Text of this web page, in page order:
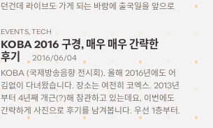
던건데 라이브도 가게 되는 바람에 출국일을 앞으로
[…]
EVENTS TECH
KOBA 2016 구경, 매우 매우 간략한
후기
2016/06/04
KOBA (국제방송음향 전시회). 올해 2016년에도 어
김없이 다녀왔습니다. 장소는 여전히 코엑스. 2013년
부터 4년째 개근(?)해 참관하고 있는데요, 이번에도
간략하게 사진으로 후기를 남겨봅니다. 우선 1층부터.